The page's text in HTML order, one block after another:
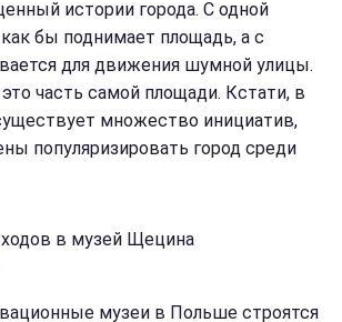
истории города. С одной
бы поднимает площадь, а с
для движения шумной улицы.
часть самой площади. Кстати, в
множество инициатив,
популяризировать город среди
в музей Щецина
музеи в Польше строятся